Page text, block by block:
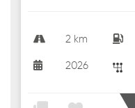
2 km
2026